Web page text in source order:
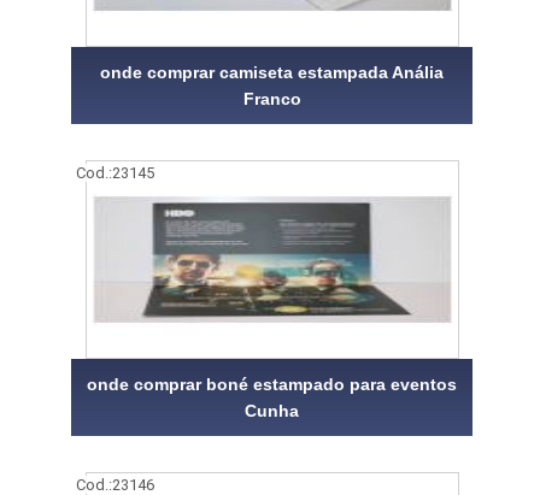
onde comprar camiseta estampada Anália
Franco
Cod.:23145
onde comprar boné estampado para eventos
Cunha
Cod.:23146